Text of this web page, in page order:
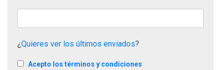
¿Quieres ver los últimos enviados?
Acepto los términos y condiciones